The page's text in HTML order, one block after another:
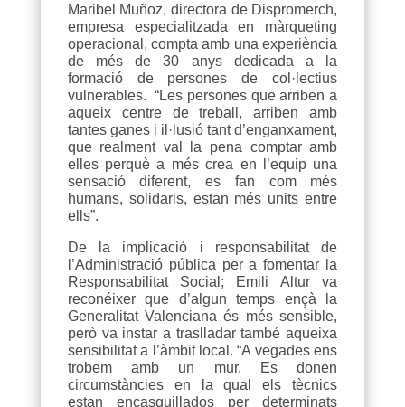
Maribel Muñoz, directora de Dispromerch,
empresa especialitzada en màrqueting
operacional, compta amb una experiència
de més de 30 anys dedicada a la
formació de persones de col·lectius
vulnerables. “Les persones que arriben a
aqueix centre de treball, arriben amb
tantes ganes i il·lusió tant d’enganxament,
que realment val la pena comptar amb
elles perquè a més crea en l’equip una
sensació diferent, es fan com més
humans, solidaris, estan més units entre
ells”.
De la implicació i responsabilitat de
l’Administració pública per a fomentar la
Responsabilitat Social; Emili Altur va
reconéixer que d’algun temps ençà la
Generalitat Valenciana és més sensible,
però va instar a traslladar també aqueixa
sensibilitat a l’àmbit local. “A vegades ens
trobem amb un mur. Es donen
circumstàncies en la qual els tècnics
estan encasquillados per determinats